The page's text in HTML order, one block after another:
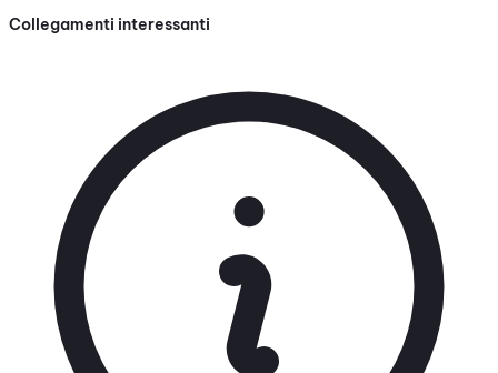
Collegamenti interessanti